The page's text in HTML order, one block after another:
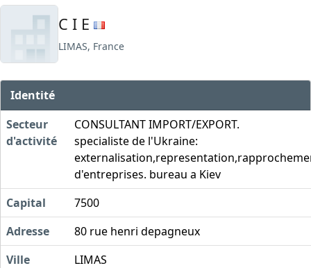
C I E
LIMAS, France
Identité
Secteur
d'activité
CONSULTANT IMPORT/EXPORT.
specialiste de l'Ukraine:
d'entreprises. bureau a Kiev
Capital
7500
Adresse
80 rue henri depagneux
Ville
LIMAS